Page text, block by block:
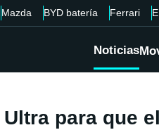
Mazda BYD batería Ferrari
Noticias
para que